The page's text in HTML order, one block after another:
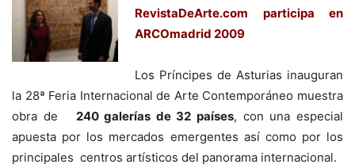
RevistaDeArte.com participa en
ARCOmadrid 2009
Los Príncipes de Asturias inauguran
la 28ª Feria Internacional de Arte Contemporáneo muestra
obra de 240 galerías de 32 países, con una especial
apuesta por los mercados emergentes así como por los
principales centros artísticos del panorama internacional.